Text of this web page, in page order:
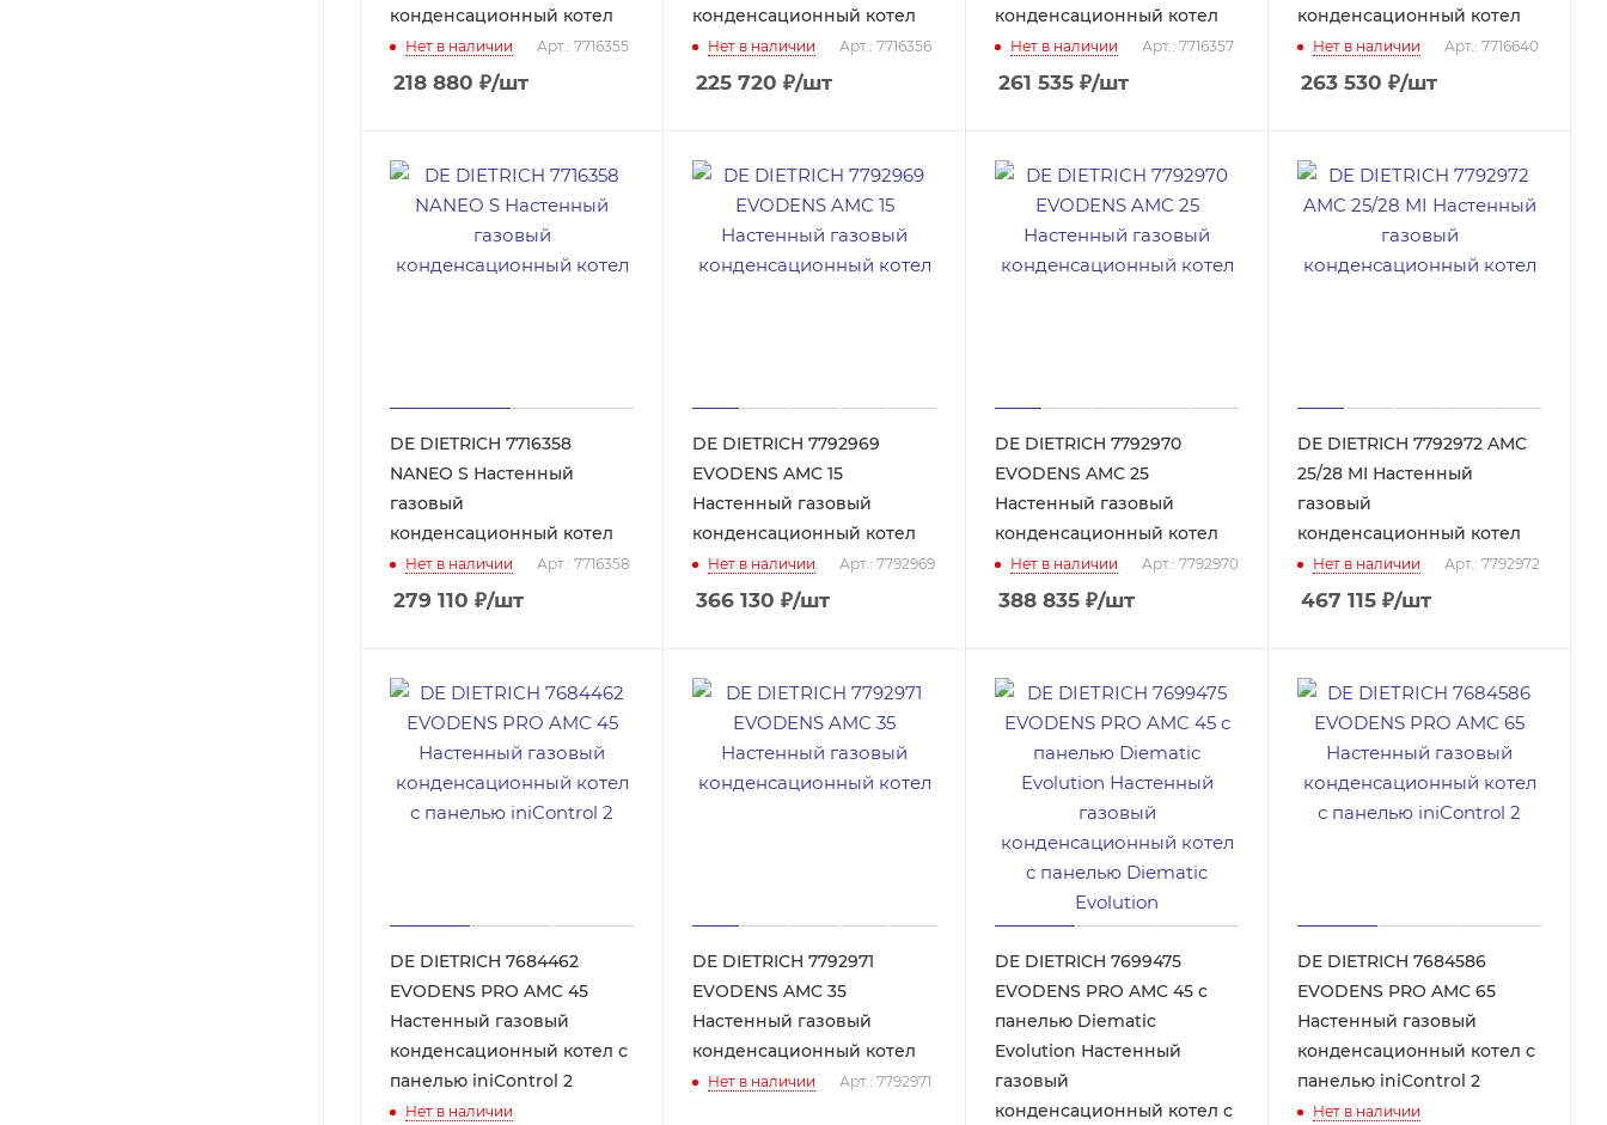
конденсационный котел
Нет в наличии Арт.: 7716355
218 880 ₽/шт
конденсационный котел
Нет в наличии Арт.: 7716356
225 720 ₽/шт
конденсационный котел
Нет в наличии Арт.: 7716357
261 535 ₽/шт
конденсационный котел
Нет в наличии Арт.: 7716640
263 530 ₽/шт
DE DIETRICH 7716358
NANEO S Настенный
газовый
конденсационный котел
Нет в наличии Арт.: 7716358
279 110 ₽/шт
DE DIETRICH 7792969
EVODENS AMC 15
Настенный газовый
конденсационный котел
Нет в наличии Арт.: 7792969
366 130 ₽/шт
DE DIETRICH 7792970
EVODENS AMC 25
Настенный газовый
конденсационный котел
Нет в наличии Арт.: 7792970
388 835 ₽/шт
DE DIETRICH 7792972 AMC
25/28 MI Настенный
газовый
конденсационный котел
Нет в наличии Арт.: 7792972
467 115 ₽/шт
DE DIETRICH 7684462
EVODENS PRO AMC 45
Настенный газовый
конденсационный котел с
панелью iniControl 2
Нет в наличии
DE DIETRICH 7792971
EVODENS AMC 35
Настенный газовый
конденсационный котел
Нет в наличии Арт.: 7792971
DE DIETRICH 7699475
EVODENS PRO AMC 45 с
панелью Diematic
Evolution Настенный
газовый
конденсационный котел с
DE DIETRICH 7684586
EVODENS PRO AMC 65
Настенный газовый
конденсационный котел с
панелью iniControl 2
Нет в наличии